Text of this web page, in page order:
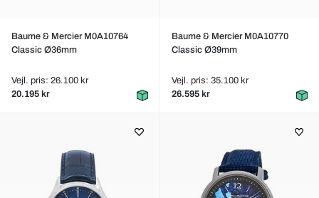
Baume & Mercier M0A10764
Classic Ø36mm
Vejl. pris: 26.100 kr
20.195 kr
Baume & Mercier M0A10770
Classic Ø39mm
Vejl. pris: 35.100 kr
26.595 kr